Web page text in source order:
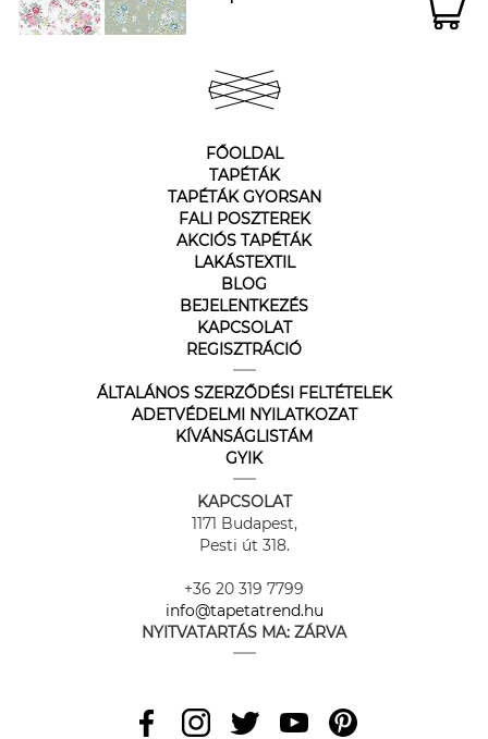
FŐOLDAL
TAPÉTÁK
TAPÉTÁK GYORSAN
FALI POSZTEREK
AKCIÓS TAPÉTÁK
LAKÁSTEXTIL
BLOG
BEJELENTKEZÉS
KAPCSOLAT
REGISZTRÁCIÓ
ÁLTALÁNOS SZERZŐDÉSI FELTÉTELEK
ADETVÉDELMI NYILATKOZAT
KÍVÁNSÁGLISTÁM
GYIK
KAPCSOLAT
1171 Budapest,
Pesti út 318.
+36 20 319 7799
info@tapetatrend.hu
NYITVATARTÁS MA: ZÁRVA